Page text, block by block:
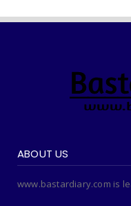
ABOUT US
www.bastardiary.com is